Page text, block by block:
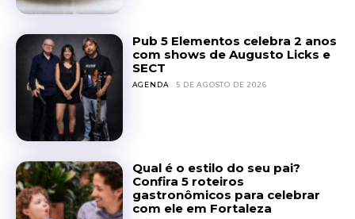
Pub 5 Elementos celebra 2 anos
com shows de Augusto Licks e
SECT
AGENDA 5 DE AGOSTO DE 2026
Qual é o estilo do seu pai?
Confira 5 roteiros
gastronômicos para celebrar
com ele em Fortaleza